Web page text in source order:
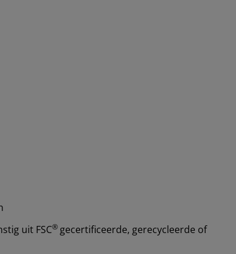
uit FSC® gecertificeerde, gerecycleerde of